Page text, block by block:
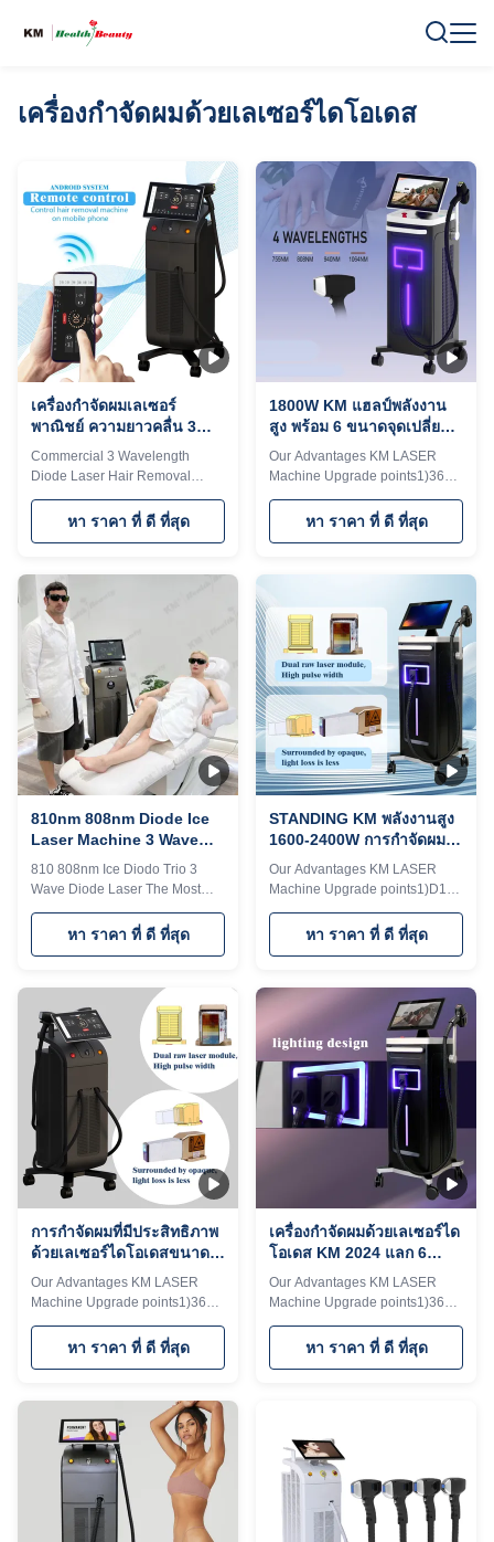
เครื่องกําจัดผมด้วยเลเซอร์ไดโอเดส
เครื่องกําจัดผมเลเซอร์
พาณิชย์ ความยาวคลื่น 3
1064nm อุปกรณ์เลเซอร์ได
โอเดส
Commercial 3 Wavelength
Diode Laser Hair Removal
Machine With 810nm 808nm
And 1064nm Our Advantages
KM LASER Machine Upgrade
technology. 2)Six different light
spots are automatically
recognized by the 6 in1 system
on one handle 3)Automatically
adjusted to the treatment
parameters of the
corresponding TIP,Avoid burns
or lack of energy 4)Double-row
lasers,Energy utilization rate is
over 95% 5)With hair follicle
analyzer that can see changes
in hair
หา ราคา ที่ ดี ที่สุด
1800W KM แฮลป์พลังงาน
สูง พร้อม 6 ขนาดจุดเปลี่ยน
ได้ สําหรับการกําจัดผมอย่าง
ถาวร
Our Advantages KM LASER
Machine Upgrade points1)360
plus uses 6D TIP
technology.2)Six different light
spots are automatically
on one handle3)Automatically
parameters of the
corresponding TIP,Avoid burns
or lack of energy4)Double-row
lasers,Energy utilization rate is
over 95%5）With hair follicle
analyzer that can see changes
in hair follicles6）Support
wireless charging With hair
follicle analyzer that can see
changes in
หา ราคา ที่ ดี ที่สุด
810nm 808nm Diode Ice
Laser Machine 3 Wave
สําหรับการกระชับผิวหนัง /
กําจัดรู
810 808nm Ice Diodo Trio 3
Wave Diode Laser The Most
Effective Hair Removal Solution
How to choose a suitable laser
hair removal machine? We are
a manufacturer of beauty laser
machine since 2009. How
should you choose a good
supplier for the best machine,
best price and timely after
service? After doing a lot of
research at beauty exhibition, in
the E-commerce website, or by
google , all manufacturer tell
you that their machine quality is
best,
หา ราคา ที่ ดี ที่สุด
STANDING KM พลังงานสูง
1600-2400W การกําจัดผม
เลเซอร์ไดโอ้ด
755/808/1064/940nm ด้วย
Our Advantages KM LASER
Machine Upgrade points1)D18
plus uses 6D TIP
technology.2)20×25，15×27mm
spot size3)Double-row
over 95%4）With hair follicle
analyzer that can see changes
in hair follicles5）Support
wireless charging With hair
follicle analyzer that can see
changes in hair follicles vs!!!KM
LASESROTHERSIdentifyIntelligent
AI recognition technology
(System automatically identifies
the installed spot and
automatically adjusts to
thetreatme
หา ราคา ที่ ดี ที่สุด
การกําจัดผมที่มีประสิทธิภาพ
ด้วยเลเซอร์ไดโอเดสขนาด
755 808 940 1064nm
1600-2400W พลังงานสูง
Our Advantages KM LASER
Machine Upgrade points1)360
plus uses 6D TIP
technology.2)1600- 2400w，
20×25，15×27mm spot
utilization rate is over 95%4）
With hair follicle analyzer that
can see changes in hair
follicles5）Supports NFC
unlock6）Support mobile phone
wireless charging With hair
follicle analyzer that can see
หา ราคา ที่ ดี ที่สุด
เครื่องกําจัดผมด้วยเลเซอร์ได
โอเดส KM 2024 แลก 6
ขนาด ด้วยมือแรงสูง 3000W
Our Advantages KM LASER
Machine Upgrade points1)360
plus uses 6D TIP
technology.2)Six different light
spots are automatically
parameters of the
corresponding TIP,Avoid burns
or lack of energy4)Double-row
lasers,Energy utilization rate is
over 95%5）With hair follicle
หา ราคา ที่ ดี ที่สุด